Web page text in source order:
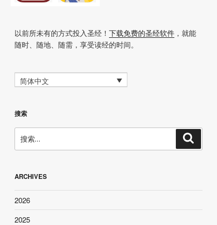
以前所未有的方式投入圣经！ 下载免费的圣经软件 ，就能
随时、随地、随需，享受读经的时间。
简体中文
搜索
索：
ARCHIVES
2026
2025